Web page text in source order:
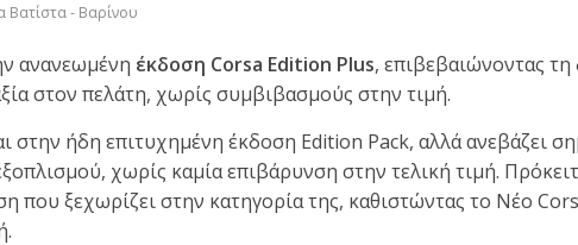
Βατίστα - Βαρίνου
ανανεωμένη έκδοση Corsa Edition Plus, επιβεβαιώνοντας
στον πελάτη, χωρίς συμβιβασμούς στην τιμή.
στην ήδη επιτυχημένη έκδοση Edition Pack, αλλά ανεβάζει
χωρίς καμία επιβάρυνση στην τελική τιμή.
που ξεχωρίζει στην κατηγορία της, καθιστώντας το Νέο